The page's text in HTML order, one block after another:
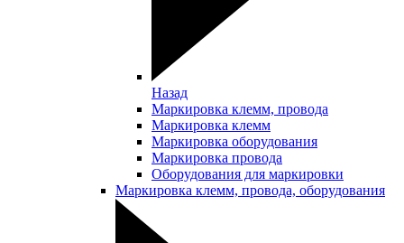
Назад
Маркировка клемм, провода
Маркировка клемм
Маркировка оборудования
Маркировка провода
Оборудования для маркировки
Маркировка клемм, провода, оборудования